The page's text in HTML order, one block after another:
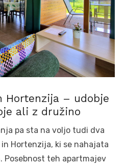
Hortenzija – udobje
ali z družino
pa sta na voljo tudi dva
Hortenzija, ki se nahajata
Posebnost teh apartmajev